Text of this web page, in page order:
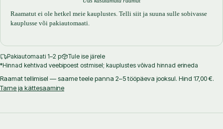
Raamatut ei ole hetkel meie kauplustes. Telli siit ja suuna sulle sobivasse
kauplusse või pakiautomaati.
Pakiautomaati 1–2 p
Tule ise järele
*Hinnad kehtivad veebipoest ostmisel; kauplustes võivad hinnad erineda
Raamat tellimisel — saame teele panna 2–5 tööpäeva jooksul. Hind 17,00 €.
Tarne ja kättesaamine